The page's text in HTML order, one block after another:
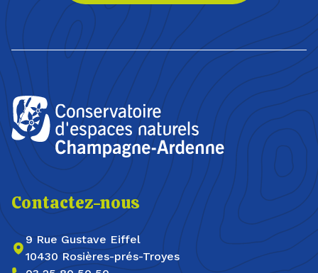
Contactez-nous
9 Rue Gustave Eiffel
10430 Rosières-prés-Troyes